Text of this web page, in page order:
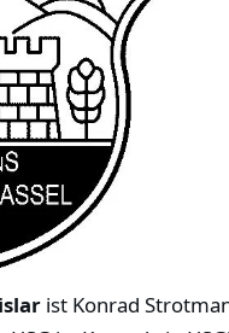
ist Konrad